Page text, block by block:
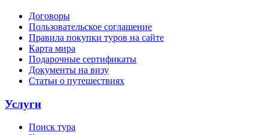
Договоры
Пользовательское соглашение
Правила покупки туров на сайте
Карта мира
Подарочные сертификаты
Документы на визу
Статьи о путешествиях
Услуги
Поиск тура